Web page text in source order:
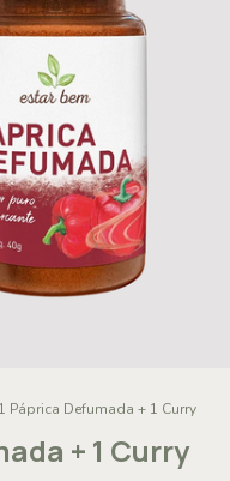
Páprica Defumada + 1 Curry
+ 1 Curry